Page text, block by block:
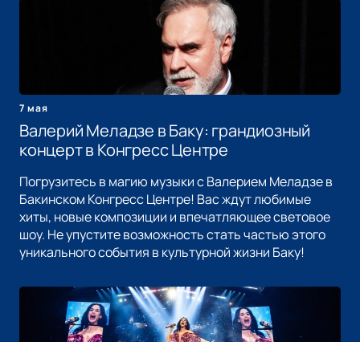
7 мая
Валерий Меладзе в Баку: грандиозный
концерт в Конгресс Центре
Погрузитесь в магию музыки с Валерием Меладзе в
Бакинском Конгресс Центре! Вас ждут любимые
хиты, новые композиции и впечатляющее световое
шоу. Не упустите возможность стать частью этого
уникального события в культурной жизни Баку!